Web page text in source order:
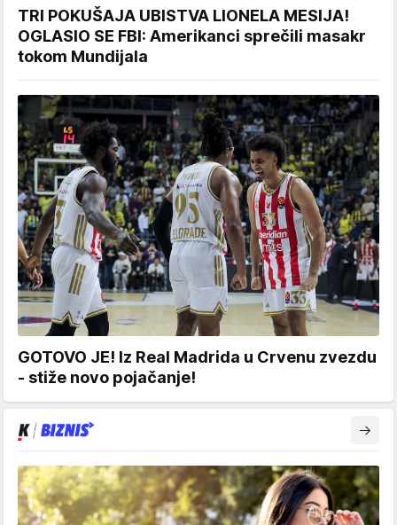
TRI POKUŠAJA UBISTVA LIONELA MESIJA!
OGLASIO SE FBI: Amerikanci sprečili masakr
tokom Mundijala
GOTOVO JE! Iz Real Madrida u Crvenu zvezdu
- stiže novo pojačanje!